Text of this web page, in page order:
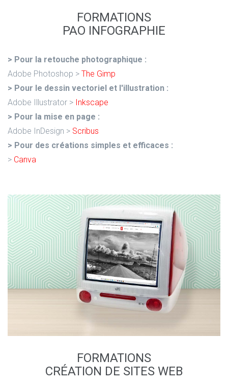
FORMATIONS
PAO INFOGRAPHIE
> Pour la retouche photographique :
Adobe Photoshop > The Gimp
> Pour le dessin vectoriel et l'illustration :
Adobe Illustrator > Inkscape
> Pour la mise en page :
Adobe InDesign > Scribus
> Pour des créations simples et efficaces :
> Canva
FORMATIONS
CRÉATION DE SITES WEB